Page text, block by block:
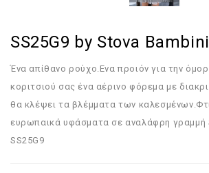
SS25G9 by Stova Bambini
Ένα απίθανο ρούχο.Ενα προιόν για την
κοριτσιού σας ένα αέρινο φόρεμα με
θα κλέψει τα βλέμματα των
ευρωπαικά υφάσματα σε αναλάφρη γραμμή
SS25G9